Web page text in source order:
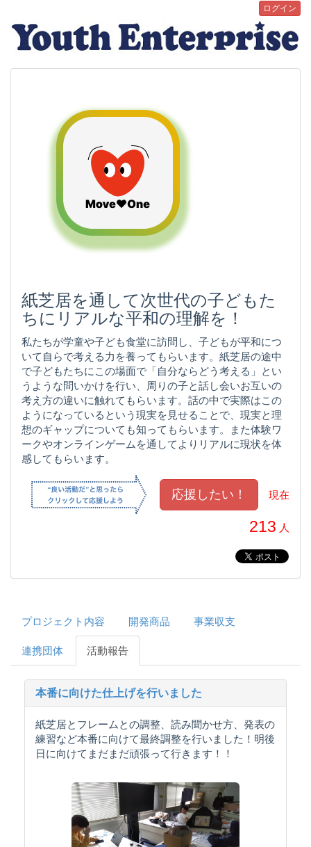
ログイン
紙芝居を通して次世代の子どもた
ちにリアルな平和の理解を！
私たちが学童や子ども食堂に訪問し、子どもが平和につ
いて自らで考える力を養ってもらいます。紙芝居の途中
で子どもたちにこの場面で「自分ならどう考える」とい
うような問いかけを行い、周りの子と話し会いお互いの
考え方の違いに触れてもらいます。話の中で実際はこの
ようになっているという現実を見せることで、現実と理
想のギャップについても知ってもらいます。また体験ワ
ークやオンラインゲームを通してよりリアルに現状を体
感してもらいます。
現在
213 人
プロジェクト内容 開発商品 事業収支
連携団体 活動報告
本番に向けた仕上げを行いました
紙芝居とフレームとの調整、読み聞かせ方、発表の
練習など本番に向けて最終調整を行いました！明後
日に向けてまだまだ頑張って行きます！！